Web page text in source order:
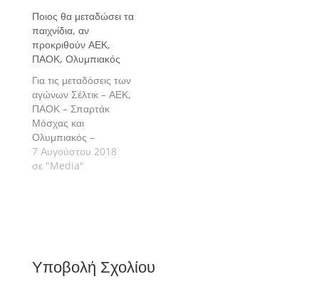
Ποιος θα μεταδώσει τα
παιχνίδια, αν
προκριθούν ΑΕΚ,
ΠΑΟΚ, Ολυμπιακός
Για τις μεταδόσεις των
αγώνων Σέλτικ – ΑΕΚ,
ΠΑΟΚ – Σπαρτάκ
Μόσχας και
Ολυμπιακός –
Λουκέρνη, καθώς και
τις ρεβάνς, τα γράψαμε
εκκρεμεί η ρεβάνς της
Μόσχας που οδεύει…
7 Αυγούστου 2018
σε "Media"
Υποβολή Σχολίου